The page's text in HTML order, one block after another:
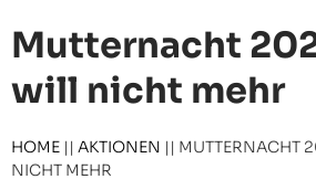
Mutternacht
will nicht mehr
HOME || AKTIONEN || MUTTERNACHT
NICHT MEHR